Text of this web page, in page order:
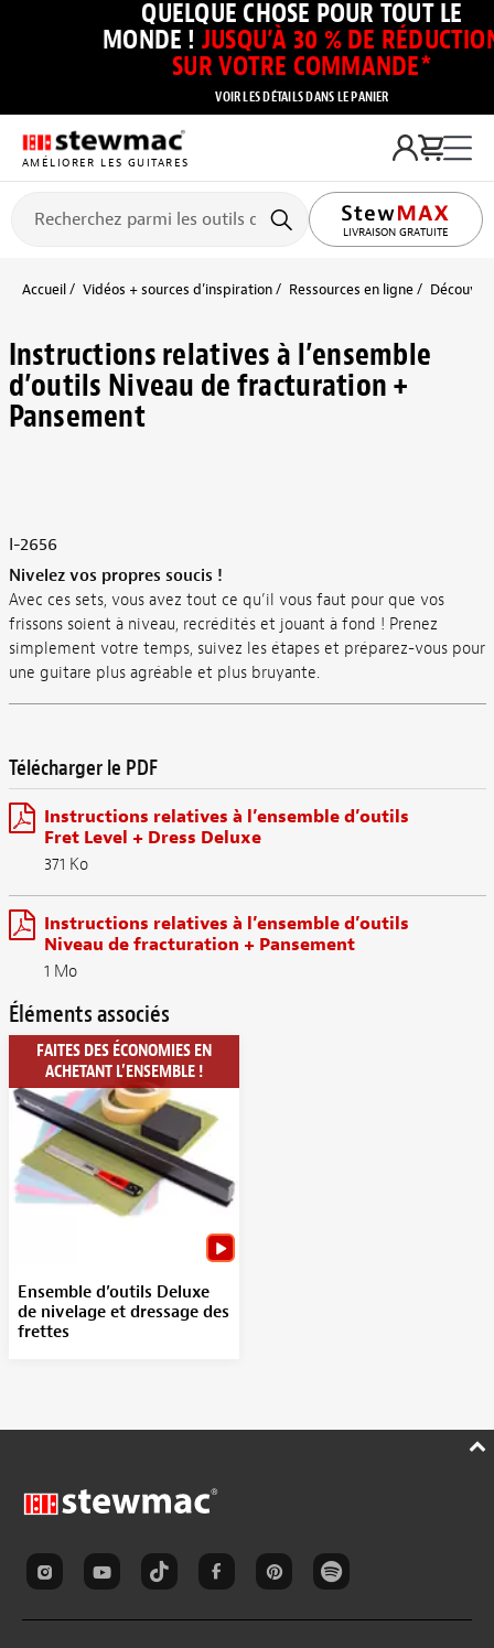
QUELQUE CHOSE POUR TOUT LE
MONDE ! JUSQU’À 30 % DE
SUR VOTRE COMMANDE*
VOIR LES DÉTAILS DANS LE PANIER
AMÉLIORER LES GUITARES
LIVRAISON GRATUITE
Accueil Vidéos + sources d’inspiration Ressources en ligne
Instructions relatives à l’ensemble
d’outils Niveau de fracturation +
Pansement
I-2656
Nivelez vos propres soucis !
Avec ces sets, vous avez tout ce qu’il vous faut pour que vos
frissons soient à niveau, recrédités et jouant à fond ! Prenez
simplement votre temps, suivez les étapes et préparez-vous pour
une guitare plus agréable et plus bruyante.
Télécharger le PDF
Instructions relatives à l’ensemble d’outils
Fret Level + Dress Deluxe
371 Ko
Instructions relatives à l’ensemble d’outils
Niveau de fracturation + Pansement
1 Mo
Éléments associés
FAITES DES ÉCONOMIES EN
ACHETANT L’ENSEMBLE !
Ensemble d’outils Deluxe
de nivelage et dressage des
frettes